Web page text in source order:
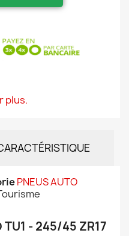
plus.
PNEUS AUTO
TU1 - 245/45 ZR17